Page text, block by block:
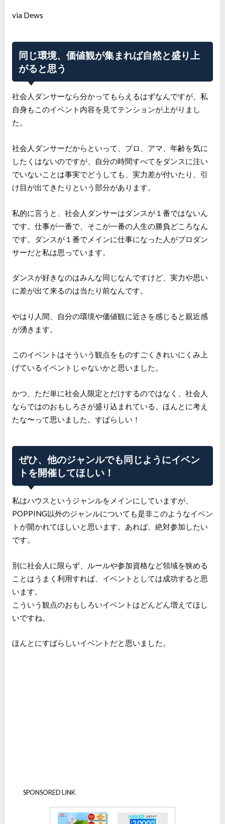
via Dews
同じ環境、価値観が集まれば自然と盛り上
がると思う
社会人ダンサーなら分かってもらえるはずなんですが、私
自身もこのイベント内容を見てテンションが上がりまし
た。
社会人ダンサーだからといって、プロ、アマ、年齢を気に
したくはないのですが、自分の時間すべてをダンスに注い
でいないことは事実でどうしても、実力差が付いたり、引
け目が出てきたりという部分があります。
私的に言うと、社会人ダンサーはダンスが１番ではないん
です。仕事が一番で、そこが一番の人生の勝負どころなん
です。ダンスが１番でメインに仕事になった人がプロダン
サーだと私は思っています。
ダンスが好きなのはみんな同じなんですけど、実力や思い
に差が出て来るのは当たり前なんです。
やはり人間、自分の環境や価値観に近さを感じると親近感
が湧きます。
このイベントはそういう観点をものすごくきれいにくみ上
げているイベントじゃないかと思いました。
かつ、ただ単に社会人限定とだけするのではなく、社会人
ならではのおもしろさが盛り込まれている。ほんとに考え
たな〜って思いました。すばらしい！
ぜひ、他のジャンルでも同じようにイベン
トを開催してほしい！
私はハウスというジャンルをメインにしていますが、
POPPING以外のジャンルについても是非このようなイベン
トが開かれてほしいと思います。あれば、絶対参加したい
です。
別に社会人に限らず、ルールや参加資格など領域を狭める
ことはうまく利用すれば、イベントとしては成功すると思
います。
こういう観点のおもしろいイベントはどんどん増えてほし
いですね。
ほんとにすばらしいイベントだと思いました。
SPONSORED LINK